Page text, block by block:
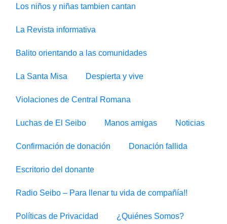
Los niños y niñas tambien cantan
La Revista informativa
Balito orientando a las comunidades
La Santa Misa Despierta y vive
Violaciones de Central Romana
Luchas de El Seibo Manos amigas Noticias
Confirmación de donación Donación fallida
Escritorio del donante
Radio Seibo – Para llenar tu vida de compañía!!
Políticas de Privacidad ¿Quiénes Somos?